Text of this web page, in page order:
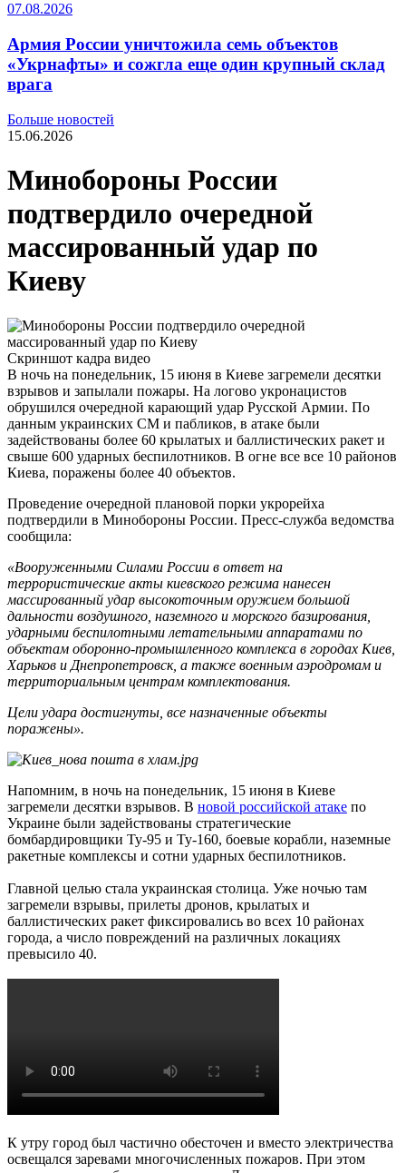
07.08.2026
Армия России уничтожила семь объектов
«Укрнафты» и сожгла еще один крупный склад
врага
Больше новостей
15.06.2026
Минобороны России
подтвердило очередной
массированный удар по
Киеву
Скриншот кадра видео
В ночь на понедельник, 15 июня в Киеве загремели десятки
взрывов и запылали пожары. На логово укронацистов
обрушился очередной карающий удар Русской Армии. По
данным украинских СМ и пабликов, в атаке были
задействованы более 60 крылатых и баллистических ракет и
свыше 600 ударных беспилотников. В огне все все 10 районов
Киева, поражены более 40 объектов.
Проведение очередной плановой порки укрорейха
подтвердили в Минобороны России. Пресс-служба ведомства
сообщила:
«Вооруженными Силами России в ответ на
террористические акты киевского режима нанесен
массированный удар высокоточным оружием большой
дальности воздушного, наземного и морского базирования,
ударными беспилотными летательными аппаратами по
объектам оборонно-промышленного комплекса в городах Киев,
Харьков и Днепропетровск, а также военным аэродромам и
территориальным центрам комплектования.
Цели удара достигнуты, все назначенные объекты
поражены».
Напомним, в ночь на понедельник, 15 июня в Киеве
загремели десятки взрывов. В новой российской атаке по
Украине были задействованы стратегические
бомбардировщики Ту-95 и Ту-160, боевые корабли, наземные
ракетные комплексы и сотни ударных беспилотников.
Главной целью стала украинская столица. Уже ночью там
загремели взрывы, прилеты дронов, крылатых и
баллистических ракет фиксировались во всех 10 районах
города, а число повреждений на различных локациях
превысило 40.
К утру город был частично обесточен и вместо электричества
освещался заревами многочисленных пожаров. При этом